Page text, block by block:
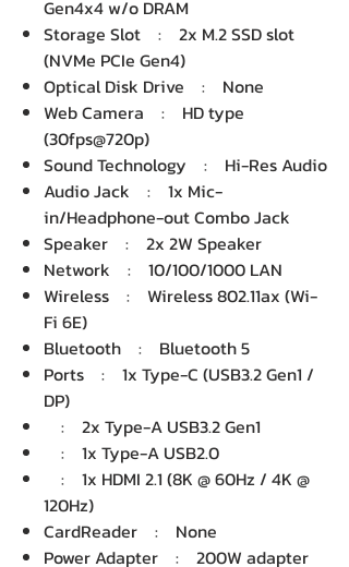
Gen4x4 w/o DRAM
Storage Slot : 2x M.2 SSD slot
(NVMe PCIe Gen4)
Optical Disk Drive : None
Web Camera : HD type
(30fps@720p)
Sound Technology : Hi-Res Audio
Audio Jack : 1x Mic-
in/Headphone-out Combo Jack
Speaker : 2x 2W Speaker
Network : 10/100/1000 LAN
Wireless : Wireless 802.11ax (Wi-
Fi 6E)
Bluetooth : Bluetooth 5
Ports : 1x Type-C (USB3.2 Gen1 /
DP)
: 2x Type-A USB3.2 Gen1
: 1x Type-A USB2.0
: 1x HDMI 2.1 (8K @ 60Hz / 4K @
120Hz)
CardReader : None
Power Adapter : 200W adapter